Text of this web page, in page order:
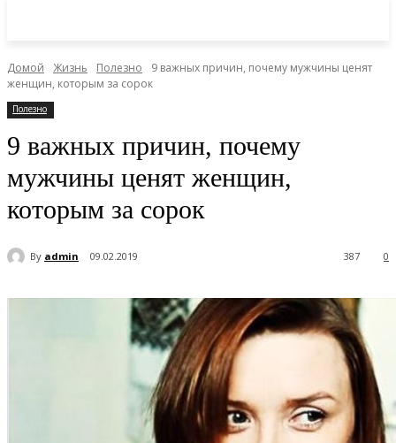
Домой Жизнь Полезно
9 важных причин, почему мужчины ценят
женщин, которым за сорок
Полезно
9 важных причин, почему
мужчины ценят женщин,
которым за сорок
By admin 09.02.2019 0
387